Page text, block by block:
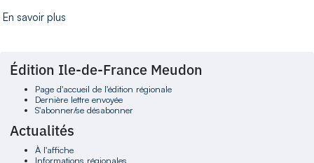
En savoir plus
Édition Ile-de-France Meudon
Page d'accueil de l'édition régionale
Dernière lettre envoyée
S'abonner/se désabonner
Actualités
À l'affiche
Informations régionales